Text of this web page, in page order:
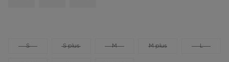
S S plus M M plus L